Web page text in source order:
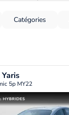
Catégories
Yaris
5p MY22